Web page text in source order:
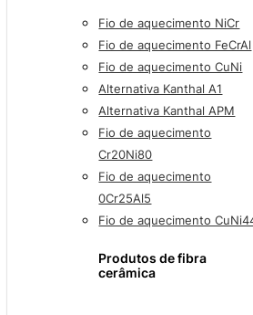
Fio de aquecimento NiCr
Fio de aquecimento FeCrAl
Fio de aquecimento CuNi
Alternativa Kanthal A1
Alternativa Kanthal APM
Fio de aquecimento
Cr20Ni80
Fio de aquecimento
0Cr25Al5
Fio de aquecimento
Produtos de fibra
cerâmica